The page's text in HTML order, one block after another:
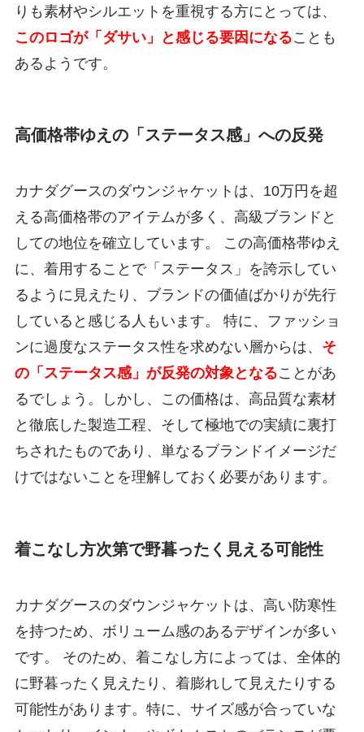
りも素材やシルエットを重視する方にとっては、
このロゴが「ダサい」と感じる要因になることも
あるようです。
高価格帯ゆえの「ステータス感」への反発
カナダグースのダウンジャケットは、10万円を超
える高価格帯のアイテムが多く、高級ブランドと
しての地位を確立しています。 この高価格帯ゆえ
に、着用することで「ステータス」を誇示してい
るように見えたり、ブランドの価値ばかりが先行
していると感じる人もいます。 特に、ファッショ
ンに過度なステータス性を求めない層からは、 そ
の「ステータス感」が反発の対象となることがあ
るでしょう。しかし、この価格は、高品質な素材
と徹底した製造工程、そして極地での実績に裏打
ちされたものであり、単なるブランドイメージだ
けではないことを理解しておく必要があります。
着こなし方次第で野暮ったく見える可能性
カナダグースのダウンジャケットは、高い防寒性
を持つため、ボリューム感のあるデザインが多い
です。 そのため、着こなし方によっては、全体的
に野暮ったく見えたり、着膨れして見えたりする
可能性があります。特に、サイズ感が合っていな